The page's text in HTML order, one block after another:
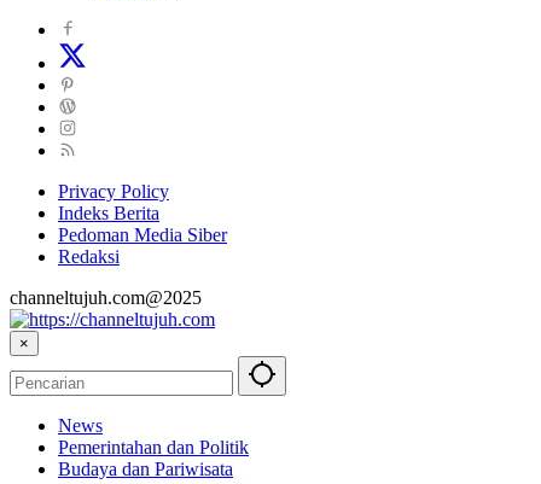
Privacy Policy
Indeks Berita
Pedoman Media Siber
Redaksi
channeltujuh.com@2025
×
News
Pemerintahan dan Politik
Budaya dan Pariwisata